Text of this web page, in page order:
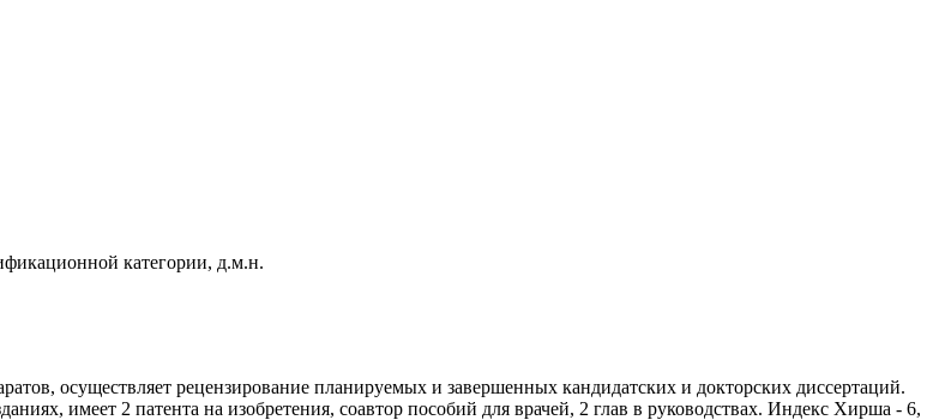
категории, д.м.н.
осуществляет рецензирование планируемых и завершенных кандидатских и докторских диссертаций.
имеет 2 патента на изобретения, соавтор пособий для врачей, 2 глав в руководствах. Индекс Хирша - 6,